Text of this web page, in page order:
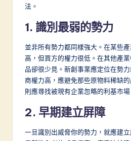
法。
1. 識別最弱的勢力
並非所有勢力都同樣強大。在某些
高，但買方的權力很低。在其他產
品卻很少見。新創事業應定位在勢
商權力高，應避免那些原物料稀缺
則應尋找被現有企業忽略的利基市場
2. 早期建立屏障
一旦識別出威脅你的勢力，就應建